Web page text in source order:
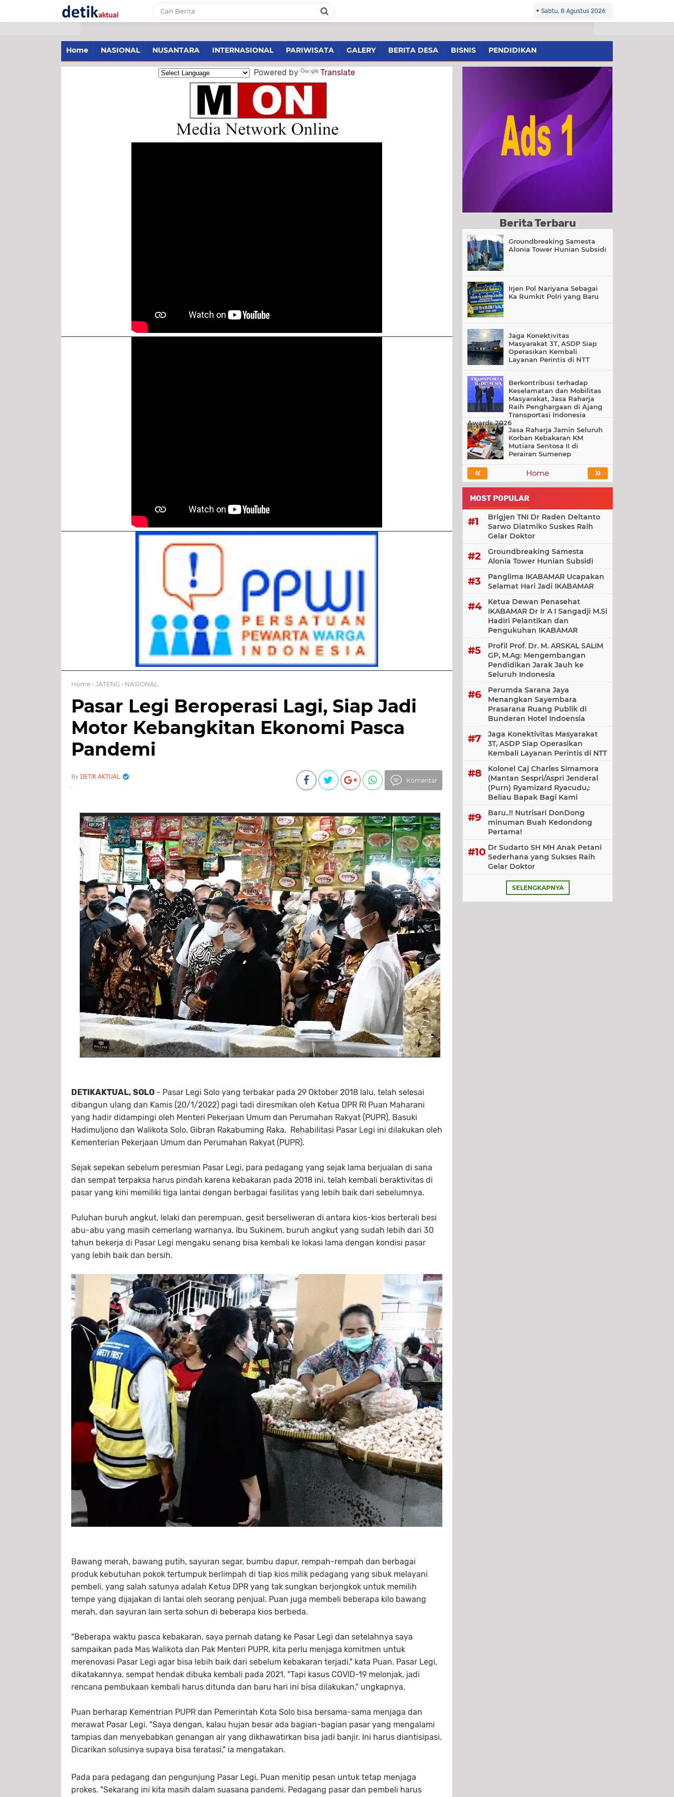
Sabtu, 8 Agustus 2026
Home NASIONAL NUSANTARA INTERNASIONAL PARIWISATA GALERY BERITA DESA BISNIS PENDIDIKAN
Powered by Translate
Home › JATENG › NASIONAL
Pasar Legi Beroperasi Lagi, Siap Jadi
Motor Kebangkitan Ekonomi Pasca
Pandemi
DETIK AKTUAL Komentar
DETIKAKTUAL, SOLO - Pasar Legi Solo yang terbakar pada 29 Oktober 2018 lalu, telah selesai
dibangun ulang dan Kamis (20/1/2022) pagi tadi diresmikan oleh Ketua DPR RI Puan Maharani
yang hadir didampingi oleh Menteri Pekerjaan Umum dan Perumahan Rakyat (PUPR), Basuki
Hadimuljono dan Walikota Solo, Gibran Rakabuming Raka. Rehabilitasi Pasar Legi ini dilakukan oleh
Kementerian Pekerjaan Umum dan Perumahan Rakyat (PUPR).
Sejak sepekan sebelum peresmian Pasar Legi, para pedagang yang sejak lama berjualan di sana
dan sempat terpaksa harus pindah karena kebakaran pada 2018 ini, telah kembali beraktivitas di
pasar yang kini memiliki tiga lantai dengan berbagai fasilitas yang lebih baik dari sebelumnya.
Puluhan buruh angkut, lelaki dan perempuan, gesit berseliweran di antara kios-kios berterali besi
abu-abu yang masih cemerlang warnanya. Ibu Sukinem, buruh angkut yang sudah lebih dari 30
tahun bekerja di Pasar Legi mengaku senang bisa kembali ke lokasi lama dengan kondisi pasar
yang lebih baik dan bersih.
Bawang merah, bawang putih, sayuran segar, bumbu dapur, rempah-rempah dan berbagai
produk kebutuhan pokok tertumpuk berlimpah di tiap kios milik pedagang yang sibuk melayani
pembeli, yang salah satunya adalah Ketua DPR yang tak sungkan berjongkok untuk memilih
tempe yang dijajakan di lantai oleh seorang penjual. Puan juga membeli beberapa kilo bawang
merah, dan sayuran lain serta sohun di beberapa kios berbeda.
"Beberapa waktu pasca kebakaran, saya pernah datang ke Pasar Legi dan setelahnya saya
sampaikan pada Mas Walikota dan Pak Menteri PUPR, kita perlu menjaga komitmen untuk
merenovasi Pasar Legi agar bisa lebih baik dari sebelum kebakaran terjadi," kata Puan. Pasar Legi,
dikatakannya, sempat hendak dibuka kembali pada 2021. "Tapi kasus COVID-19 melonjak, jadi
rencana pembukaan kembali harus ditunda dan baru hari ini bisa dilakukan," ungkapnya.
Puan berharap Kementrian PUPR dan Pemerintah Kota Solo bisa bersama-sama menjaga dan
merawat Pasar Legi. "Saya dengan, kalau hujan besar ada bagian-bagian pasar yang mengalami
tampias dan menyebabkan genangan air yang dikhawatirkan bisa jadi banjir. Ini harus diantisipasi.
Dicarikan solusinya supaya bisa teratasi," ia mengatakan.
Pada para pedagang dan pengunjung Pasar Legi, Puan menitip pesan untuk tetap menjaga
prokes. "Sekarang ini kita masih dalam suasana pandemi. Pedagang pasar dan pembeli harus
Berita Terbaru
Groundbreaking Samesta
Alonia Tower Hunian Subsidi
Irjen Pol Nariyana Sebagai
Ka Rumkit Polri yang Baru
Jaga Konektivitas
Masyarakat 3T, ASDP Siap
Operasikan Kembali
Layanan Perintis di NTT
Berkontribusi terhadap
Keselamatan dan Mobilitas
Masyarakat, Jasa Raharja
Raih Penghargaan di Ajang
Transportasi Indonesia
Awards 2026
Jasa Raharja Jamin Seluruh
Korban Kebakaran KM
Mutiara Sentosa II di
Perairan Sumenep
« »
Home
MOST POPULAR
Brigjen TNI Dr Raden Deltanto
Sarwo Diatmiko Suskes Raih
Gelar Doktor
Groundbreaking Samesta
Alonia Tower Hunian Subsidi
Panglima IKABAMAR Ucapakan
Selamat Hari Jadi IKABAMAR
Ketua Dewan Penasehat
IKABAMAR Dr Ir A I Sangadji M.Si
Hadiri Pelantikan dan
Pengukuhan IKABAMAR
Profil Prof. Dr. M. ARSKAL SALIM
GP, M.Ag: Mengembangan
Pendidikan Jarak Jauh ke
Seluruh Indonesia
Perumda Sarana Jaya
Menangkan Sayembara
Prasarana Ruang Publik di
Bunderan Hotel Indoensia
Jaga Konektivitas Masyarakat
3T, ASDP Siap Operasikan
Kembali Layanan Perintis di NTT
Kolonel Caj Charles Simamora
(Mantan Sespri/Aspri Jenderal
(Purn) Ryamizard Ryacudu,:
Beliau Bapak Bagi Kami
Baru..!! Nutrisari DonDong
minuman Buah Kedondong
Pertama!
Dr Sudarto SH MH Anak Petani
Sederhana yang Sukses Raih
Gelar Doktor
SELENGKAPNYA